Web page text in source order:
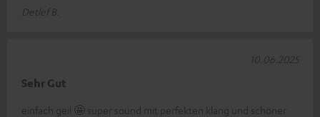
Detlef B.
Sehr Gut
einfach geil 🤩 super sound mit perfekten klang und schöner
10.06.2025